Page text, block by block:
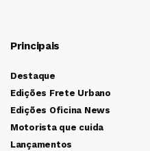
Principais
Destaque
Edições Frete Urbano
Edições Oficina News
Motorista que cuida
Lançamentos